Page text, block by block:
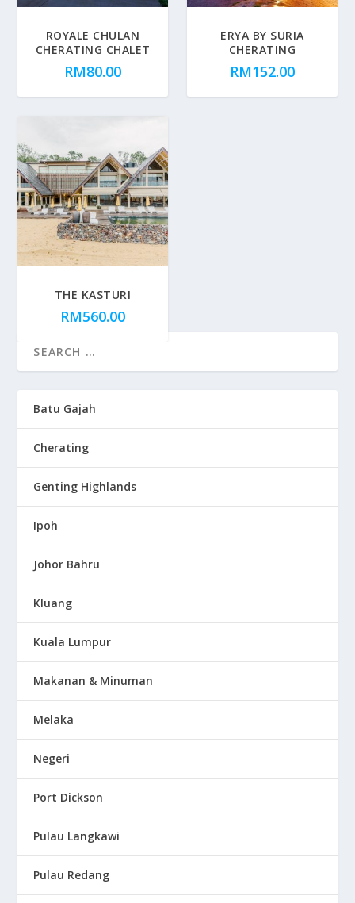
ROYALE CHULAN
CHERATING CHALET
RM80.00
ERYA BY SURIA
CHERATING
RM152.00
THE KASTURI
RM560.00
Batu Gajah
Cherating
Genting Highlands
Ipoh
Johor Bahru
Kluang
Kuala Lumpur
Makanan & Minuman
Melaka
Negeri
Port Dickson
Pulau Langkawi
Pulau Redang